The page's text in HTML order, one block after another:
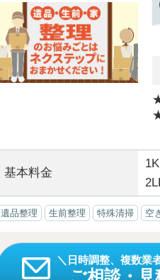
基本料金
1K
遺品整理 生前整理 特殊清掃 空
日時調整、複数業
ご相談・